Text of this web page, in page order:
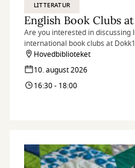
LITTERATUR
English Book Clubs
Are you interested in discussing
international book clubs at
literature lovers.
Hovedbiblioteket
10. august 2026
16:30 - 18:00